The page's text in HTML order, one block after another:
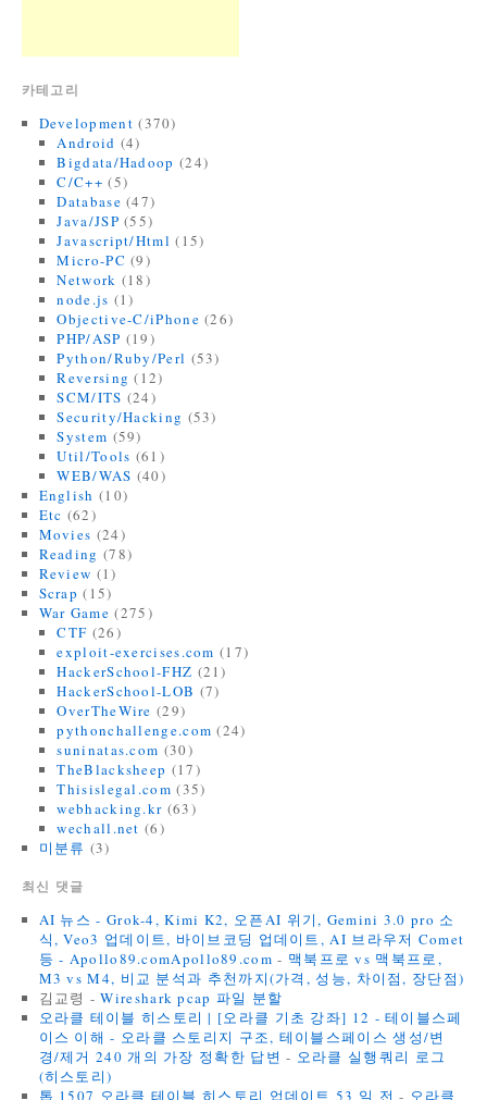
카테고리
Development (370)
Android (4)
Bigdata/Hadoop (24)
C/C++ (5)
Database (47)
Java/JSP (55)
Javascript/Html (15)
Micro-PC (9)
Network (18)
node.js (1)
Objective-C/iPhone (26)
PHP/ASP (19)
Python/Ruby/Perl (53)
Reversing (12)
SCM/ITS (24)
Security/Hacking (53)
System (59)
Util/Tools (61)
WEB/WAS (40)
English (10)
Etc (62)
Movies (24)
Reading (78)
Review (1)
Scrap (15)
War Game (275)
CTF (26)
exploit-exercises.com (17)
HackerSchool-FHZ (21)
HackerSchool-LOB (7)
OverTheWire (29)
pythonchallenge.com (24)
suninatas.com (30)
TheBlacksheep (17)
Thisislegal.com (35)
webhacking.kr (63)
wechall.net (6)
미분류 (3)
최신 댓글
AI 뉴스 - Grok-4, Kimi K2, 오픈AI 위기, Gemini 3.0 pro 소
식, Veo3 업데이트, 바이브코딩 업데이트, AI 브라우저 Comet
등 - Apollo89.comApollo89.com - 맥북프로 vs 맥북프로,
M3 vs M4, 비교 분석과 추천까지(가격, 성능, 차이점, 장단점)
김교령 -Wireshark pcap 파일 분할
오라클 테이블 히스토리 | [오라클 기초 강좌] 12 - 테이블스페
이스 이해 - 오라클 스토리지 구조, 테이블스페이스 생성/변
경/제거 240 개의 가장 정확한 답변 - 오라클 실행쿼리 로그
(히스토리)
톱 1507 오라클 테이블 히스토리 업데이트 53 일 전 - 오라클